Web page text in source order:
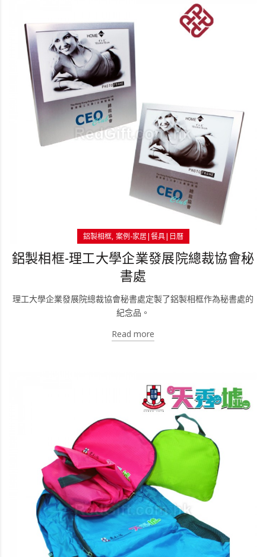
鋁製相框 案例-家居|餐具|日曆
鋁製相框-理工大學企業發展院總裁協會秘
書處
理工大學企業發展院總裁協會秘書處定製了鋁製相框作為秘書處的
紀念品。
Read more